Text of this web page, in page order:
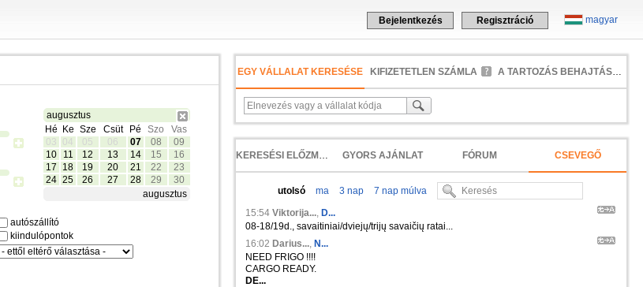
magyar
Bejelentkezés Regisztráció
augusztus
Hé
Ke Sze Csüt Pé Szo
Vas
03
04 05 06 07 08
09
10
11 12 13 14 15
16
17
18 19 20 21 22
23
24 25 26 27 28 29
30
augusztus
autószállító
kiindulópontok
EGY VÁLLALAT KERESÉSE KIFIZETETLEN SZÁMLA A TARTOZÁS BEHAJTÁSA
KERESÉSI ELŐZMÉNYEK GYORS AJÁNLAT FÓRUM CSEVEGŐ
utolsó ma 3 nap
7 nap múlva
15:54 Viktorija..., D...
08-18/19d., savaitiniai/dviejų/trijų savaičių ratai...
16:02 Darius..., N...
NEED FRIGO !!!!
CARGO READY.
DE...